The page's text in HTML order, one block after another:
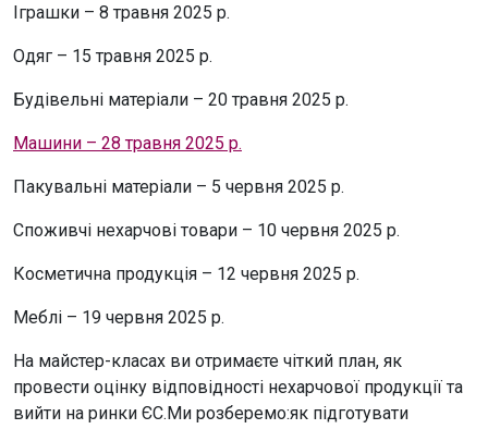
Іграшки – 8 травня 2025 р.
Одяг – 15 травня 2025 р.
Будівельні матеріали – 20 травня 2025 р.
Машини – 28 травня 2025 р.
Пакувальні матеріали – 5 червня 2025 р.
Споживчі нехарчові товари – 10 червня 2025 р.
Косметична продукція – 12 червня 2025 р.
Меблі – 19 червня 2025 р.
На майстер-класах ви отримаєте чіткий план, як
провести оцінку відповідності нехарчової продукції та
вийти на ринки ЄС.Ми розберемо:як підготувати